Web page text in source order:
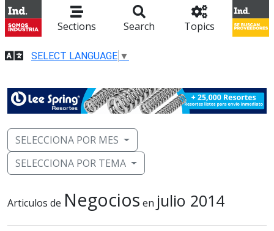
Sections Search Topics
SELECT LANGUAGE ▼
SELECCIONA POR MES
SELECCIONA POR TEMA
Articulos de Negocios en julio 2014